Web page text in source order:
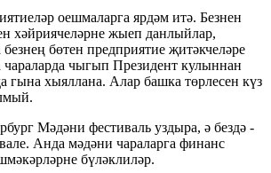
оешмаларга ярдәм итә. Безнен
хәйриячеләрне жыеп данлыйлар,
бөтен предприятие җитәкчеләре
чараларда чыгып Президент кулыннан
гына хыяллана. Алар башка төрлесен күз
Мәдәни фестиваль уздыра, ә бездә -
Анда мәдәни чараларга финанс
бүләклиләр.